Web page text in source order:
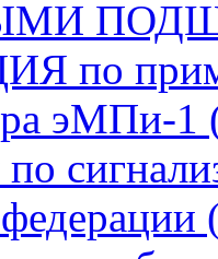
по
эМПи-1